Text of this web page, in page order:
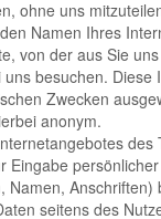
ohne uns
Namen Ihres
von der aus Sie
besuchen. Diese
Zwecken
anonym.
des
Eingabe
Namen, Anschriften)
seitens des